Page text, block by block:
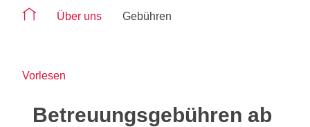
Sie befinden sich auf der Seite "Gebühren"
Über uns Gebühren
Vorlesen
Betreuungsgebühren ab